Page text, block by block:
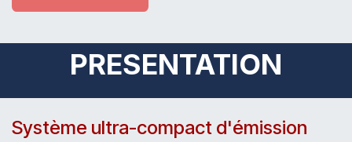
PRESENTATION
Système ultra-compact d'émission